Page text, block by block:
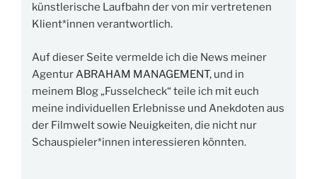
künstlerische Laufbahn der von mir vertretenen
Klient*innen verantwortlich.
Auf dieser Seite vermelde ich die News meiner
AgenturABRAHAM MANAGEMENT, und in
meinem Blog „Fusselcheck“ teile ich mit euch
meine individuellen Erlebnisse und Anekdoten aus
der Filmwelt sowie Neuigkeiten, die nicht nur
Schauspieler*innen interessieren könnten.